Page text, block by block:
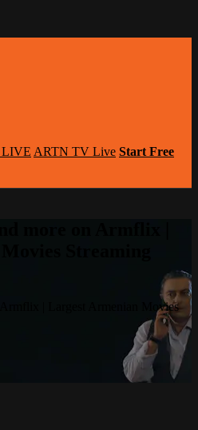
LIVE ARTN TV Live Start Free
more on Armflix |
Streaming
| Largest Armenian Movies